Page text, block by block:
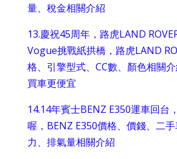
量、稅金相關介紹
13.慶祝45周年，路虎LAND
Vogue挑戰紙拱橋，路虎LAND
格、引擎型式、CC數、顏色相關
買車更便宜
14.14年賓士BENZ E350運車回台
喔，BENZ E350價格、價錢、二
力、排氣量相關介紹